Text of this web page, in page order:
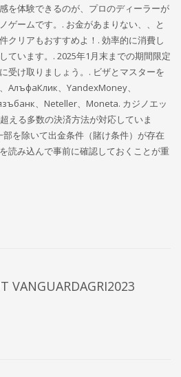
を体験できるのが、プロのディーラーが
ゲームです。. お金があまりない、、と
クリアもおすすめよ！. 効率的に消費し
ています。. 2025年1月末までの期間限定
受け取りましょう。. ビザとマスターを
АлъфаКлик、YandexMoney、
、Neteller、Moneta. カジノエッ
える多数の決済方法が対応していま
を除いて出金条件（賭け条件）が存在
読み込んで事前に確認しておくことが重
VANGUARDAGRI2023